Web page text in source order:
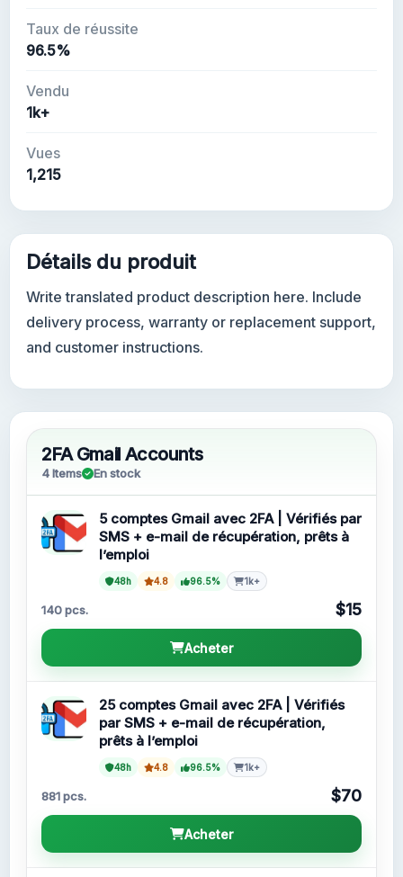
Taux de réussite
96.5%
Vendu
1k+
Vues
1,215
Détails du produit
Write translated product description here. Include
delivery process, warranty or replacement support,
and customer instructions.
2FA Gmail Accounts
4 Items En stock
5 comptes Gmail avec 2FA | Vérifiés par
SMS + e-mail de récupération, prêts à
l’emploi
48h 4.8 96.5% 1k+
140 pcs. $15
Acheter
25 comptes Gmail avec 2FA | Vérifiés
par SMS + e-mail de récupération,
prêts à l’emploi
48h 4.8 96.5% 1k+
881 pcs. $70
Acheter